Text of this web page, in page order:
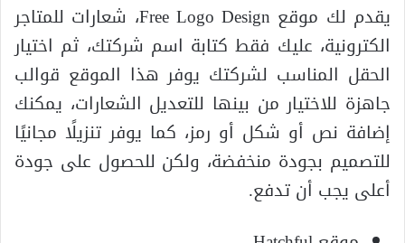
يقدم لك موقع Free Logo Design، شعارات للمتاجر
الكترونية، عليك فقط كتابة اسم شركتك، ثم اختيار
الحقل المناسب لشركتك يوفر هذا الموقع قوالب
جاهزة للاختيار من بينها للتعديل الشعارات، يمكنك
إضافة نص أو شكل أو رمز، كما يوفر تنزيلًا مجانيًا
للتصميم بجودة منخفضة، ولكن للحصول على جودة
أعلى يجب أن تدفع.